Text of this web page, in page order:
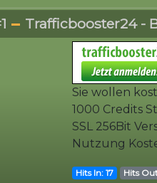
Trafficbooster24 -
Sie wollen
1000 Credits
SSL 256Bit
Nutzung
Hits In: 17 Hits